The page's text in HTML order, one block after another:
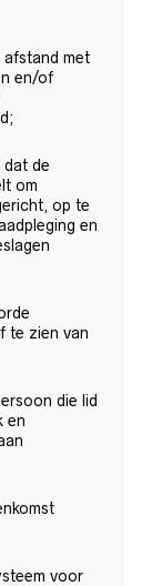
afstand met
en/of
dat de
om
op te
en
te zien van
die lid
en
voor